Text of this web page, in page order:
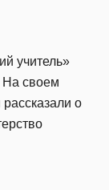
учитель»
На своем
о